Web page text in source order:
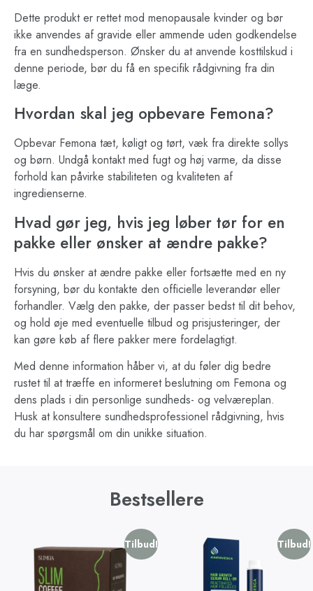
Dette produkt er rettet mod menopausale kvinder og bør
ikke anvendes af gravide eller ammende uden godkendelse
fra en sundhedsperson. Ønsker du at anvende kosttilskud i
denne periode, bør du få en specifik rådgivning fra din
læge.
Hvordan skal jeg opbevare Femona?
Opbevar Femona tæt, køligt og tørt, væk fra direkte sollys
og børn. Undgå kontakt med fugt og høj varme, da disse
forhold kan påvirke stabiliteten og kvaliteten af
ingredienserne.
Hvad gør jeg, hvis jeg løber tør for en
pakke eller ønsker at ændre pakke?
Hvis du ønsker at ændre pakke eller fortsætte med en ny
forsyning, bør du kontakte den officielle leverandør eller
forhandler. Vælg den pakke, der passer bedst til dit behov,
og hold øje med eventuelle tilbud og prisjusteringer, der
kan gøre køb af flere pakker mere fordelagtigt.
Med denne information håber vi, at du føler dig bedre
rustet til at træffe en informeret beslutning om Femona og
dens plads i din personlige sundheds- og velværeplan.
Husk at konsultere sundhedsprofessionel rådgivning, hvis
du har spørgsmål om din unikke situation.
Bestsellere
Tilbud! Tilbud!